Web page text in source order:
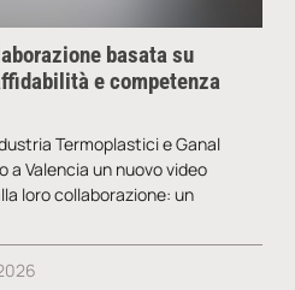
basata su
e competenza
Termoplastici e Ganal
Valencia un nuovo video
loro collaborazione: un